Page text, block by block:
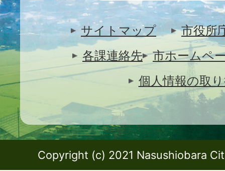
サイトマップ
市役所
各課連絡先
市ホームペ
個人情報の取
Copyright (c) 2021 Nasushiobara